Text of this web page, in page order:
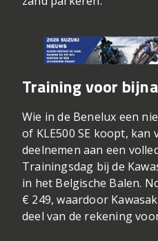
Training voor
Wie in de Benelux een
of KLE500 SE koopt, kan
deelnemen aan een
Trainingsdag bij de
in het Belgische Balen.
€ 249, waardoor
deel van de rekening